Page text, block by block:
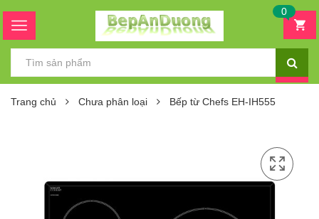
0
Trang chủ Chưa phân loại Bếp từ Chefs EH-IH555